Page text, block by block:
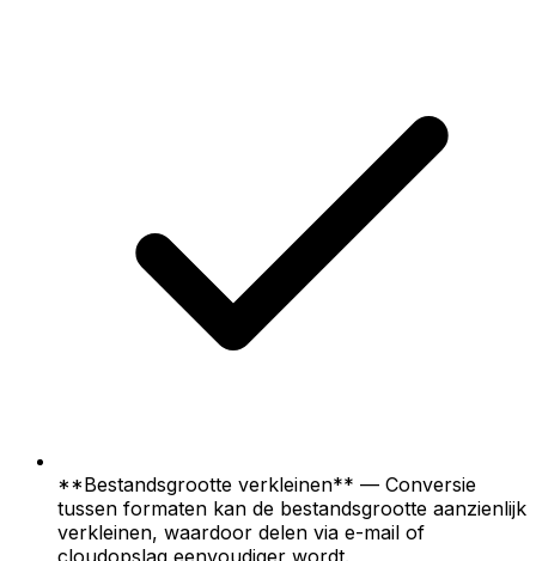
**Bestandsgrootte verkleinen** — Conversie
tussen formaten kan de bestandsgrootte aanzienlijk
verkleinen, waardoor delen via e-mail of
cloudopslag eenvoudiger wordt.